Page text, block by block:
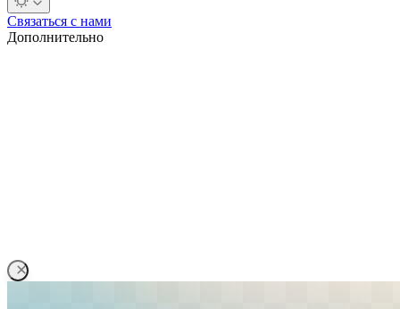
Связаться с нами
Дополнительно